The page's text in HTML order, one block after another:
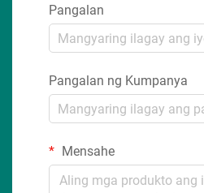
Pangalan
Pangalan ng Kumpanya
Mensahe